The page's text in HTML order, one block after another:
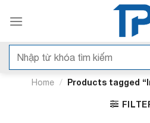
qua
dungSearch
Home / Products tagged